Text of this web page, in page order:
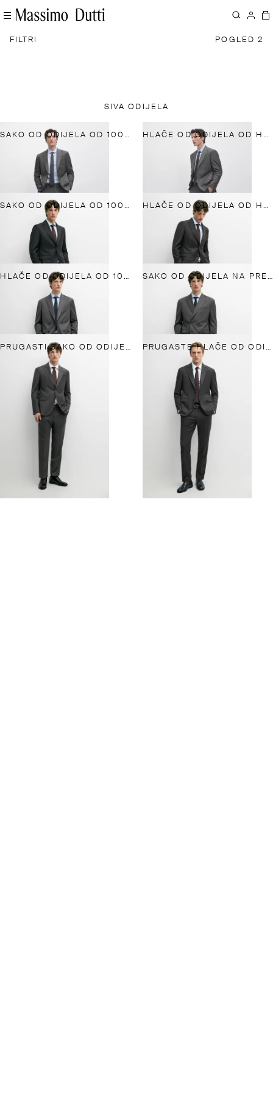
FILTRI POGLED 2
SIVA ODIJELA
SAKO OD ODIJELA OD 100 % HLADNE VUNE HLAČE OD ODIJELA OD HLADNE VUNE
SAKO OD ODIJELA OD 100 % HLADNE VUNE HLAČE OD ODIJELA OD HLADNE VUNE
HLAČE OD ODIJELA OD 100 % HLADNE VUNE SAKO OD ODIJELA NA PREKLOP OD 100 % HLADNE VUNE
PRUGASTI SAKO OD ODIJELA OD 100 % VUNE PRUGASTE HLAČE OD ODIJELA OD 100 % VUNE